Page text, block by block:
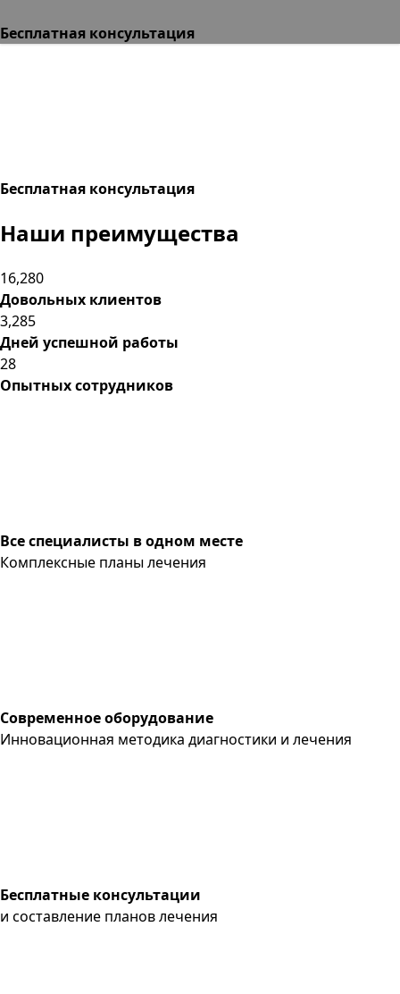
Бесплатная консультация
Бесплатная консультация
Наши преимущества
16,280
Довольных клиентов
3,285
Дней успешной работы
28
Опытных сотрудников
Все специалисты в одном месте
Комплексные планы лечения
Современное оборудование
Инновационная методика диагностики и лечения
Бесплатные консультации
и составление планов лечения